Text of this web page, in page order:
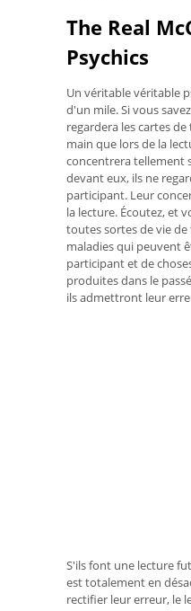
The Real
Psychics
Un véritable véritable
d'un mile. Si vous
regardera les cartes
main que lors de la
concentrera tellement
devant eux, ils ne
participant. Leur
la lecture. Écoutez, et
toutes sortes de vie de
maladies qui peuvent
participant et de
produites dans le
ils admettront leur
S'ils font une lecture
est totalement en
rectifier leur erreur, le